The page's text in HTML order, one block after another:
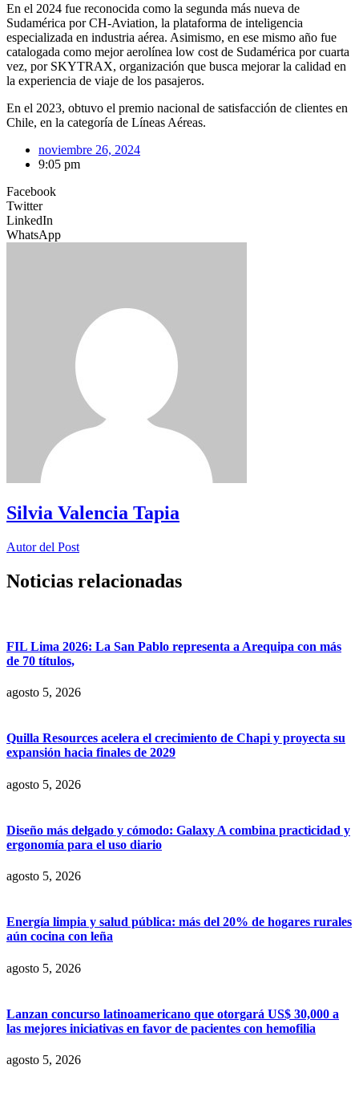
En el 2024 fue reconocida como la segunda más nueva de
Sudamérica por CH-Aviation, la plataforma de inteligencia
especializada en industria aérea. Asimismo, en ese mismo año fue
catalogada como mejor aerolínea low cost de Sudamérica por cuarta
vez, por SKYTRAX, organización que busca mejorar la calidad en
la experiencia de viaje de los pasajeros.
En el 2023, obtuvo el premio nacional de satisfacción de clientes en
Chile, en la categoría de Líneas Aéreas.
noviembre 26, 2024
9:05 pm
Facebook
Twitter
LinkedIn
WhatsApp
Silvia Valencia Tapia
Autor del Post
Noticias relacionadas
FIL Lima 2026: La San Pablo representa a Arequipa con más
de 70 títulos,
agosto 5, 2026
Quilla Resources acelera el crecimiento de Chapi y proyecta su
expansión hacia finales de 2029
agosto 5, 2026
Diseño más delgado y cómodo: Galaxy A combina practicidad y
ergonomía para el uso diario
agosto 5, 2026
Energía limpia y salud pública: más del 20% de hogares rurales
aún cocina con leña
agosto 5, 2026
Lanzan concurso latinoamericano que otorgará US$ 30,000 a
las mejores iniciativas en favor de pacientes con hemofilia
agosto 5, 2026